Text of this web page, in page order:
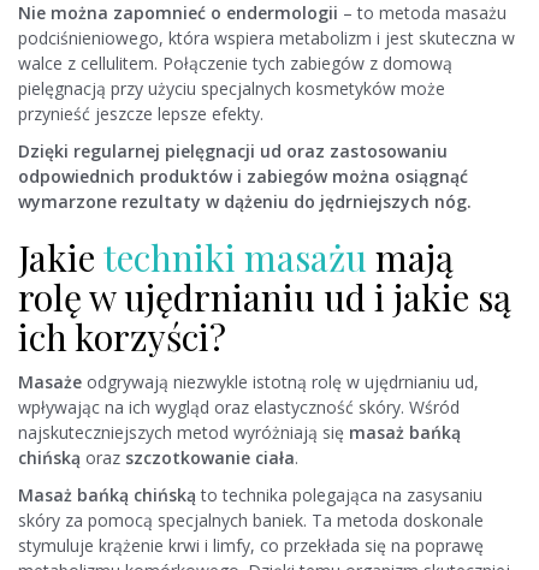
Nie można zapomnieć o endermologii – to metoda masażu
podciśnieniowego, która wspiera metabolizm i jest skuteczna w
walce z cellulitem. Połączenie tych zabiegów z domową
pielęgnacją przy użyciu specjalnych kosmetyków może
przynieść jeszcze lepsze efekty.
Dzięki regularnej pielęgnacji ud oraz zastosowaniu
odpowiednich produktów i zabiegów można osiągnąć
wymarzone rezultaty w dążeniu do jędrniejszych nóg.
Jakie techniki masażu mają
rolę w ujędrnianiu ud i jakie są
ich korzyści?
Masaże odgrywają niezwykle istotną rolę w ujędrnianiu ud,
wpływając na ich wygląd oraz elastyczność skóry. Wśród
najskuteczniejszych metod wyróżniają się masaż bańką
chińską oraz szczotkowanie ciała.
Masaż bańką chińską to technika polegająca na zasysaniu
skóry za pomocą specjalnych baniek. Ta metoda doskonale
stymuluje krążenie krwi i limfy, co przekłada się na poprawę